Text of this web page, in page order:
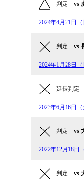
判定 vs
2024年4月21日
判定 vs
2024年1月28日
延長判定
2023年6月16日
判定 vs
2022年12月18日
判定 vs